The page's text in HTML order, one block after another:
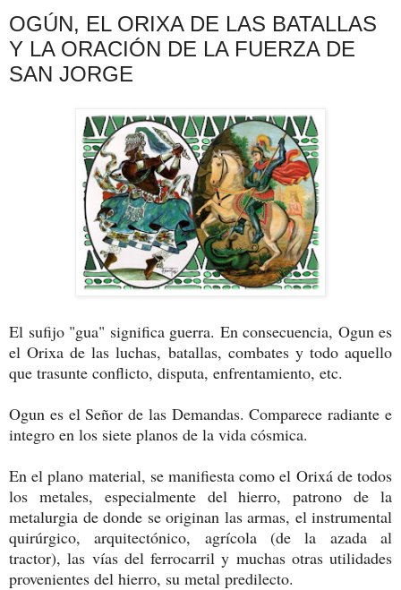
OGÚN, EL ORIXA DE LAS BATALLAS
Y LA ORACIÓN DE LA FUERZA DE
SAN JORGE
El sufijo "gua" significa guerra. En consecuencia, Ogun es
el Orixa de las luchas, batallas, combates y todo aquello
que trasunte conflicto, disputa, enfrentamiento, etc.
Ogun es el Señor de las Demandas. Comparece radiante e
integro en los siete planos de la vida cósmica.
En el plano material, se manifiesta como el Orixá de todos
los metales, especialmente del hierro, patrono de la
metalurgia de donde se originan las armas, el instrumental
quirúrgico, arquitectónico, agrícola (de la azada al
tractor), las vías del ferrocarril y muchas otras utilidades
provenientes del hierro, su metal predilecto.